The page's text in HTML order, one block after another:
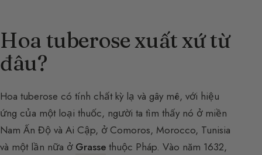
Hoa tuberose xuất xứ từ
đâu?
Hoa tuberose có tính chất kỳ lạ và gây mê, với hiệu
ứng của một loại thuốc, người ta tìm thấy nó ở miền
Nam Ấn Độ và Ai Cập, ở Comoros, Morocco, Tunisia
và một lần nữa ở Grasse thuộc Pháp. Vào năm 1632,